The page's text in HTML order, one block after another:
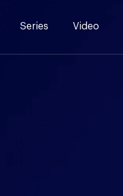
Series Video